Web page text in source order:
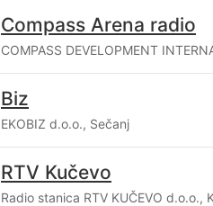
Compass Arena radio
COMPASS DEVELOPMENT
Biz
EKOBIZ d.o.o., Sečanj
RTV Kučevo
Radio stanica RTV KUČEVO d.o.o.,